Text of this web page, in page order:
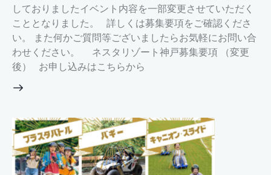
しておりましたイベント内容を一部変更させていただく
こととなりました。 詳しくは募集要項をご確認くださ
い。 また何かご質問等ございましたらお気軽にお問い合
わせください。 ネスタリゾート神戸募集要項 （変更
後） お申し込みはこちらから